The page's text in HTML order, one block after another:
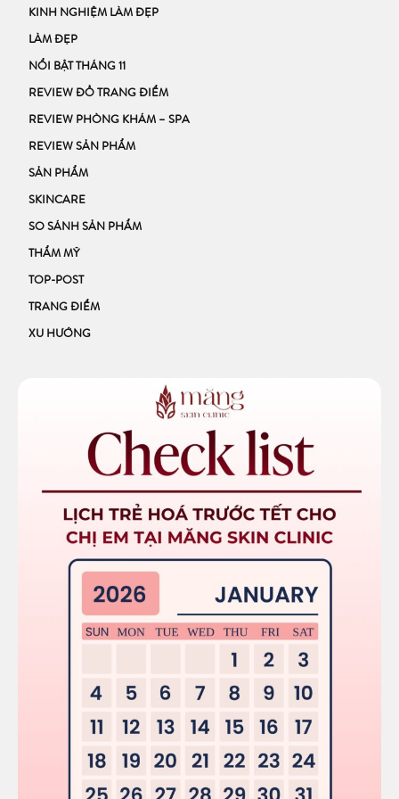
KINH NGHIỆM LÀM ĐẸP
LÀM ĐẸP
NỔI BẬT THÁNG 11
REVIEW ĐỒ TRANG ĐIỂM
REVIEW PHÒNG KHÁM – SPA
REVIEW SẢN PHẨM
SẢN PHẨM
SKINCARE
SO SÁNH SẢN PHẨM
THẨM MỸ
TOP-POST
TRANG ĐIỂM
XU HƯỚNG